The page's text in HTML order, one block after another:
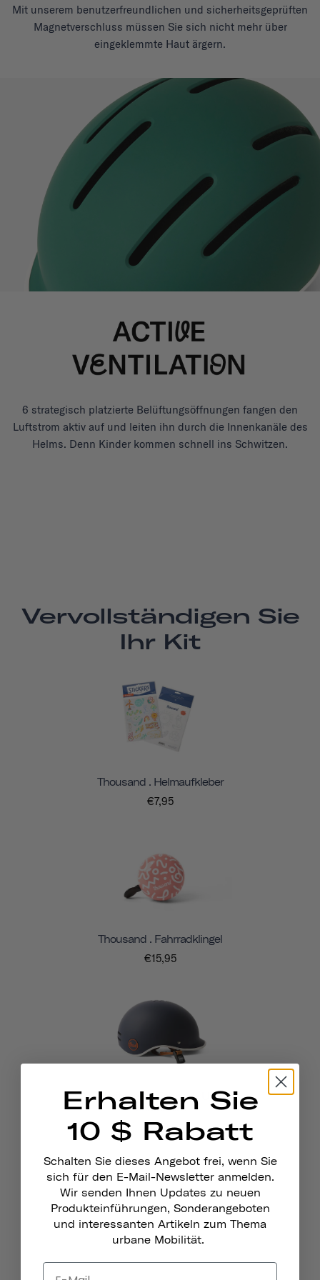
Mit unserem benutzerfreundlichen und sicherheitsgeprüften
Magnetverschluss müssen Sie sich nicht mehr über
eingeklemmte Haut ärgern.
6 strategisch platzierte Belüftungsöffnungen fangen den
Luftstrom aktiv auf und leiten ihn durch die Innenkanäle des
Helms. Denn Kinder kommen schnell ins Schwitzen.
Vervollständigen Sie
Ihr Kit
Thousand . Helmaufkleber
€7,95
Thousand . Fahrradklingel
€15,95
Heritage 1.0 Fahrrad- Und
Skatehelm
€79
Erhalten Sie
10 $ Rabatt
Schalten Sie dieses Angebot frei, wenn Sie
sich für den E-Mail-Newsletter anmelden.
Wir senden Ihnen Updates zu neuen
Produkteinführungen, Sonderangeboten
und interessanten Artikeln zum Thema
urbane Mobilität.